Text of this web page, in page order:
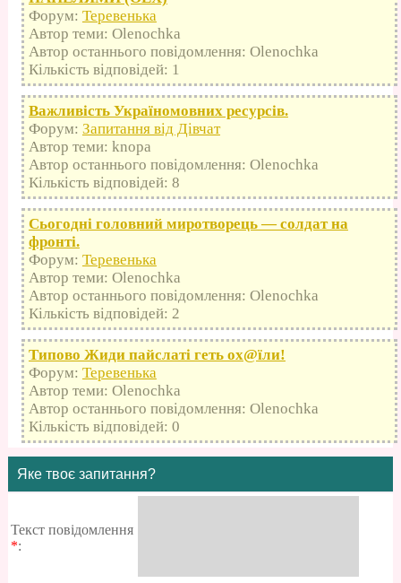
Форум: Теревенька
Автор теми: Olenochka
Автор останнього повідомлення: Olenochka
Кількість відповідей: 1
Важливість Україномовних ресурсів.
Форум: Запитання від Дівчат
Автор теми: knopa
Автор останнього повідомлення: Olenochka
Кількість відповідей: 8
Сьогодні головний миротворець — солдат на
фронті.
Форум: Теревенька
Автор теми: Olenochka
Автор останнього повідомлення: Olenochka
Кількість відповідей: 2
Типово Жиди пайслаті геть оx@їли!
Форум: Теревенька
Автор теми: Olenochka
Автор останнього повідомлення: Olenochka
Кількість відповідей: 0
Яке твоє запитання?
Текст повідомлення
*: